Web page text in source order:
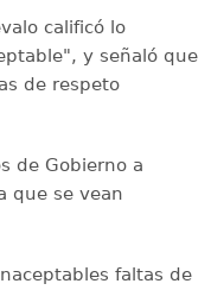
calificó lo
y señaló que
de respeto
de Gobierno a
que se vean
faltas de